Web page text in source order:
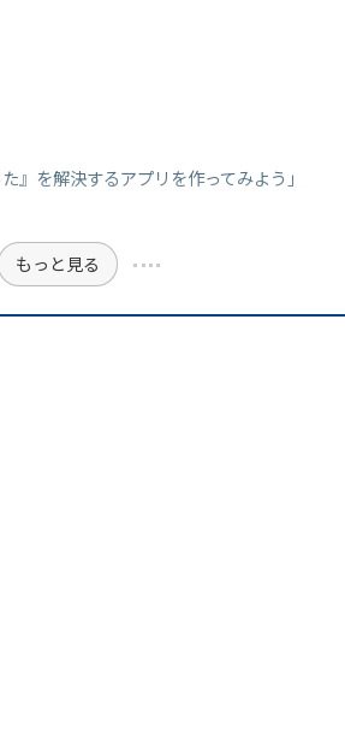
を解決するアプリを作ってみよう」
もっと見る